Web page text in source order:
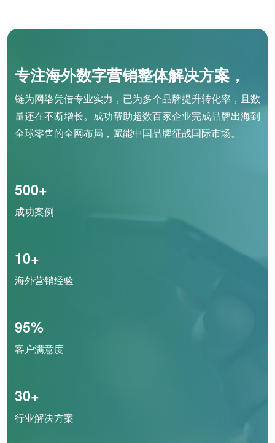
专注海外数字营销整体解决方案，
链为网络凭借专业实力，已为多个品牌提升转化率，且数
量还在不断增长。成功帮助超数百家企业完成品牌出海到
全球零售的全网布局，赋能中国品牌征战国际市场。
500+
成功案例
10+
海外营销经验
95%
客户满意度
30+
行业解决方案